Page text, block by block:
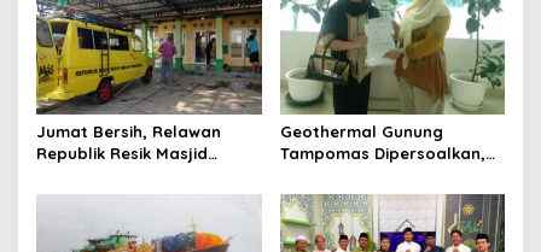
Jumat Bersih, Relawan
Republik Resik Masjid
Ponorogo
Geothermal Gunung
Tampomas Dipersoalkan,
Sanggahan ke DLH Jawa
Barat